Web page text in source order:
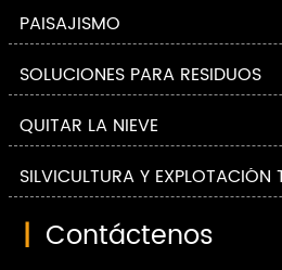
PAISAJISMO
SOLUCIONES PARA RESIDUOS
QUITAR LA NIEVE
SILVICULTURA Y EXPLOTACIÓN
| Contáctenos